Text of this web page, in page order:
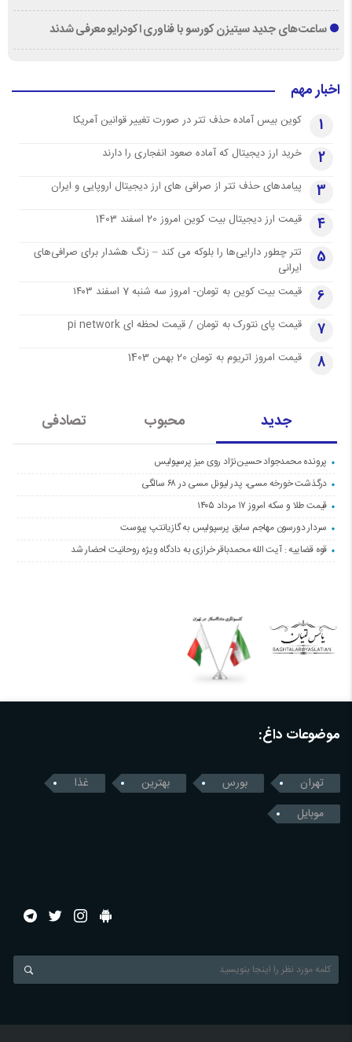
ساعت‌های جدید سیتیزن کورسو با فناوری اکودرایو معرفی شدند
اخبار مهم
1 کوین بیس آماده حذف تتر در صورت تغییر قوانین آمریکا
2 خرید ارز دیجیتال که آماده صعود انفجاری را دارند
3 پیامدهای حذف تتر از صرافی های ارز دیجیتال اروپایی و ایران
4 قیمت ارز دیجیتال بیت کوین امروز 20 اسفند 1403
5
تتر چطور دارایی‌ها را بلوکه می کند – زنگ هشدار برای صرافی‌های
ایرانی
6 قیمت بیت کوین به تومان- امروز سه شنبه 7 اسفند ۱۴۰۳
7 قیمت پای نتورک به تومان / قیمت لحظه ای pi network
8 قیمت امروز اتریوم به تومان 20 بهمن 1403
جدید محبوب تصادفی
پرونده محمدجواد حسین‌نژاد روی میز پرسپولیس
درگذشت خورخه مسی، پدر لیونل مسی در ۶۸ سالگی
قیمت طلا و سکه امروز ۱۷ مرداد ۱۴۰۵
سردار دورسون مهاجم سابق پرسپولیس به گازیانتپ پیوست
قوه قضاییه : آیت الله محمدباقر خرازی به دادگاه ویژه روحانیت احضار شد
موضوعات داغ:
تهران بورس بهترین
غذا
موبایل